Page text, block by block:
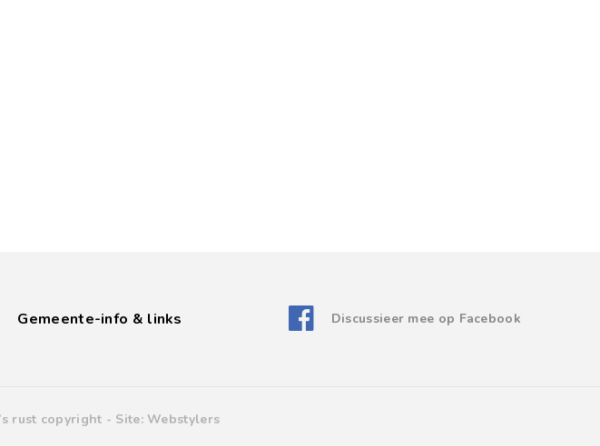
Gemeente-info & links Discussieer mee op Facebook
rust copyright - Site: Webstylers